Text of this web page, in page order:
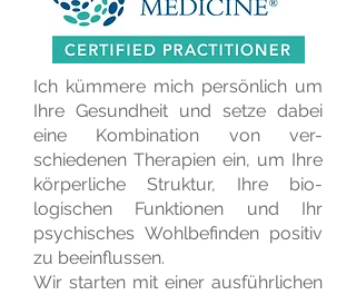
Ich kümmere mich persönlich um
Ihre Gesundheit und setze dabei
eine Kombination von ver-
schiedenen Therapien ein, um Ihre
körperliche Struktur, Ihre bio-
logischen Funktionen und Ihr
psychisches Wohlbefinden positiv
zu beeinflussen.
Wir starten mit einer ausführlichen